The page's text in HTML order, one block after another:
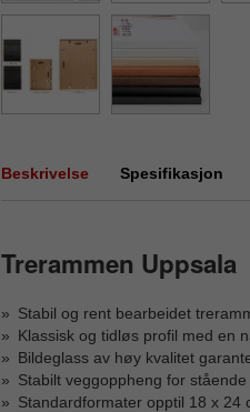
Beskrivelse Spesifikasjon
Trerammen Uppsala
Stabil og rent bearbeidet
Klassisk og tidløs profil med en
Bildeglass av høy kvalitet
Stabilt veggoppheng for stående
Standardformater opptil 18 x 24